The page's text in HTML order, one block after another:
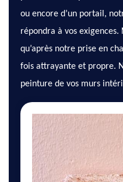
ou encore d’un portail,
répondra à vos exigences.
qu’après notre prise en
fois attrayante et propre.
peinture de vos murs